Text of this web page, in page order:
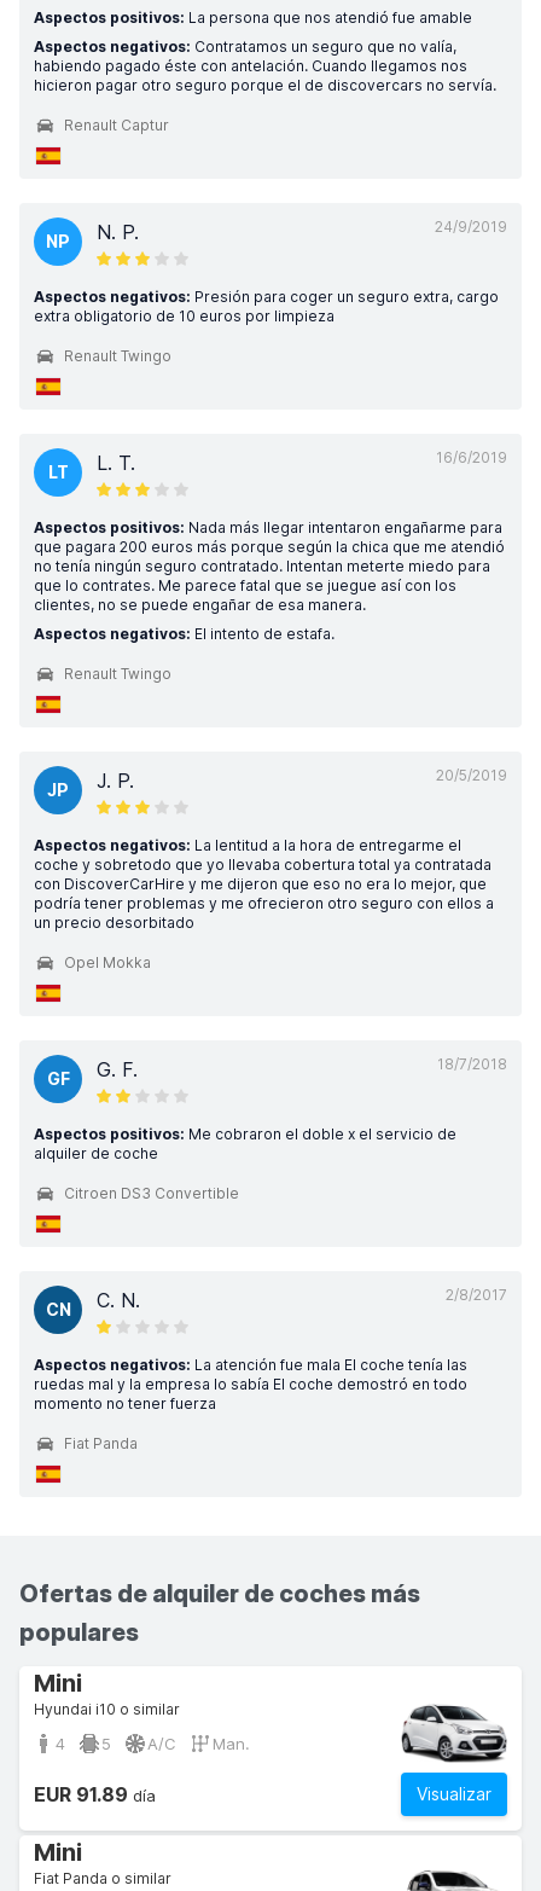
Aspectos positivos: La persona que nos atendió fue amable
Aspectos negativos: Contratamos un seguro que no valía,
habiendo pagado éste con antelación. Cuando llegamos nos
hicieron pagar otro seguro porque el de discovercars no servía.
Renault Captur
24/9/2019
NP N. P.
Aspectos negativos: Presión para coger un seguro extra, cargo
extra obligatorio de 10 euros por limpieza
Renault Twingo
16/6/2019
LT L. T.
Aspectos positivos: Nada más llegar intentaron engañarme para
que pagara 200 euros más porque según la chica que me atendió
no tenía ningún seguro contratado. Intentan meterte miedo para
que lo contrates. Me parece fatal que se juegue así con los
clientes, no se puede engañar de esa manera.
Aspectos negativos: El intento de estafa.
Renault Twingo
20/5/2019
JP J. P.
Aspectos negativos: La lentitud a la hora de entregarme el
coche y sobretodo que yo llevaba cobertura total ya contratada
con DiscoverCarHire y me dijeron que eso no era lo mejor, que
podría tener problemas y me ofrecieron otro seguro con ellos a
un precio desorbitado
Opel Mokka
18/7/2018
GF G. F.
Aspectos positivos: Me cobraron el doble x el servicio de
alquiler de coche
Citroen DS3 Convertible
2/8/2017
CN C. N.
Aspectos negativos: La atención fue mala El coche tenía las
ruedas mal y la empresa lo sabía El coche demostró en todo
momento no tener fuerza
Fiat Panda
Ofertas de alquiler de coches más
populares
Mini
Hyundai i10 o similar
4 5 A/C Man.
Visualizar
EUR 91.89 día
Mini
Fiat Panda o similar